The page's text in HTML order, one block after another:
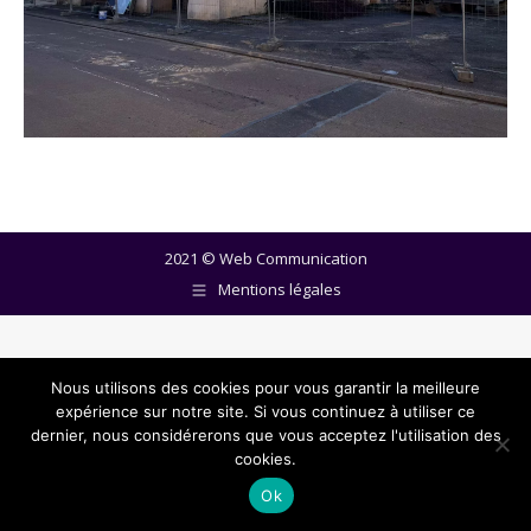
2021 © Web Communication
Mentions légales
Nous utilisons des cookies pour vous garantir la meilleure
expérience sur notre site. Si vous continuez à utiliser ce
dernier, nous considérerons que vous acceptez l'utilisation des
cookies.
Ok